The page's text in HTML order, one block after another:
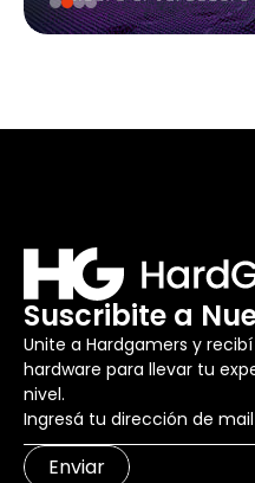
Suscribite a
Unite a Hardgamers y
hardware para llevar tu
nivel.
Enviar